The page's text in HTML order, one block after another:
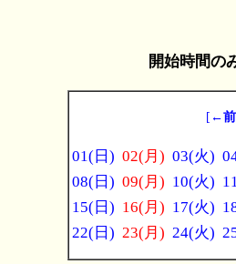
開始時間の
[ ←前
01(日) 02(月) 03(火)
08(日) 09(月) 10(火)
15(日) 16(月) 17(火)
22(日) 23(月) 24(火)